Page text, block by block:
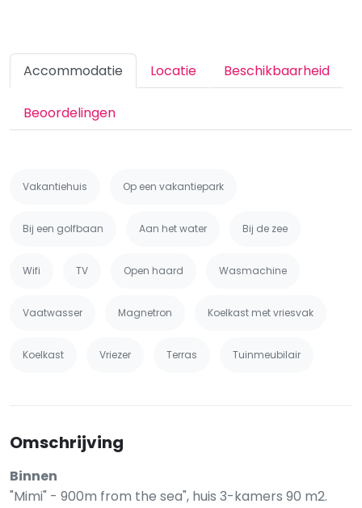
Accommodatie Locatie Beschikbaarheid
Beoordelingen
Vakantiehuis Op een vakantiepark
Bij een golfbaan Aan het water Bij de zee
Wifi TV Open haard Wasmachine
Vaatwasser Magnetron Koelkast met vriesvak
Koelkast Vriezer Terras Tuinmeubilair
Omschrijving
Binnen
"Mimi" - 900m from the sea", huis 3-kamers 90 m2.